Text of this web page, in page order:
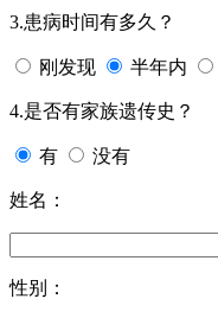
3.患病时间有多久？
刚发现 半年内
4.是否有家族遗传史？
有 没有
姓名：
性别：